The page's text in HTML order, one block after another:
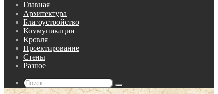
Главная
Архитектура
Благоустройство
Коммуникации
Кровля
Проектирование
Стены
Разное
Поиск...